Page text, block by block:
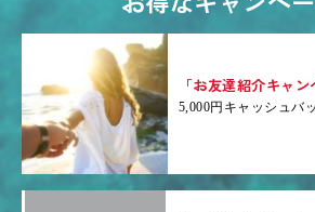
「お友達紹介キャ
5,000円キャッシュバ